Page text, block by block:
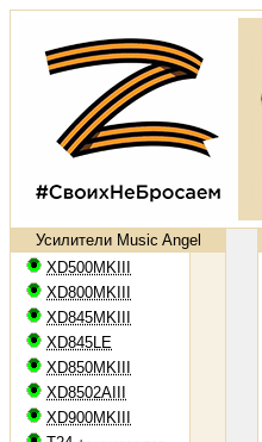
Усилители Music Angel
XD500MKIII
XD800MKIII
XD845MKIII
XD845LE
XD850MKIII
XD8502AIII
XD900MKIII